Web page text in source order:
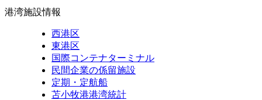
港湾施設情報
西港区
東港区
国際コンテナターミナル
民間企業の係留施設
定期・定航船
苫小牧港港湾統計